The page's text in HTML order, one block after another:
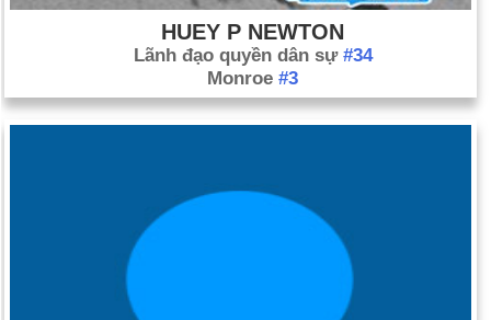
HUEY P NEWTON
Lãnh đạo quyền dân sự #34
Monroe #3